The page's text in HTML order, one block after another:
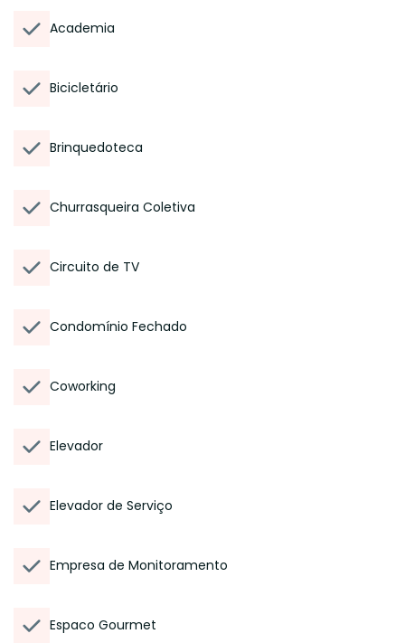
Academia
Bicicletário
Brinquedoteca
Churrasqueira Coletiva
Circuito de TV
Condomínio Fechado
Coworking
Elevador
Elevador de Serviço
Empresa de Monitoramento
Espaco Gourmet